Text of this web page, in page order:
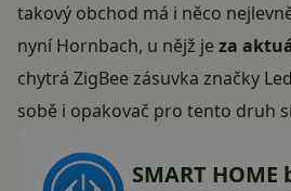
takový obchod má i něco
nyní Hornbach, u nějž jeza
chytrá ZigBee zásuvka značky
sobě i opakovač pro tento druh
SMART